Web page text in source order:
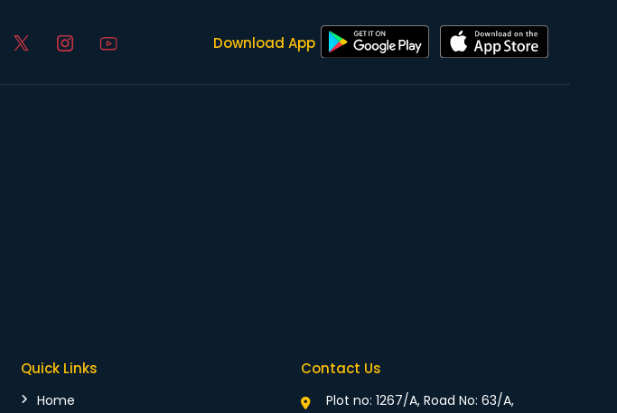
Download App
Quick Links
Home
Contact Us
Plot no: 1267/A, Road No: 63/A,